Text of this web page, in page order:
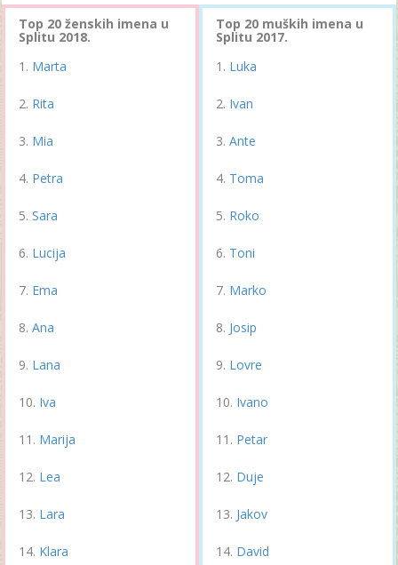
Top 20 ženskih imena u
Splitu 2018.
Marta
Rita
Mia
Petra
Sara
Lucija
Ema
Ana
Lana
Iva
Marija
Lea
Lara
Klara
Top 20 muških imena u
Splitu 2017.
Luka
Ivan
Ante
Toma
Roko
Toni
Marko
Josip
Lovre
Ivano
Petar
Duje
Jakov
David